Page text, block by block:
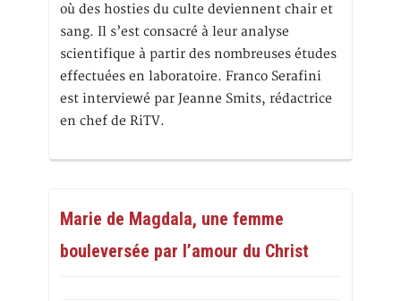
où des hosties du culte deviennent chair et
sang. Il s’est consacré à leur analyse
scientifique à partir des nombreuses études
effectuées en laboratoire. Franco Serafini
est interviewé par Jeanne Smits, rédactrice
en chef de RiTV.
Marie de Magdala, une femme
bouleversée par l’amour du Christ